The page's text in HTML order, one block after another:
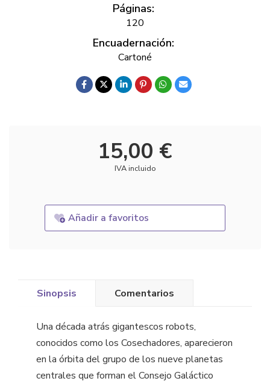
Páginas:
120
Encuadernación:
Cartoné
15,00 €
IVA incluido
Añadir a favoritos
Sinopsis Comentarios
Una década atrás gigantescos robots,
conocidos como los Cosechadores, aparecieron
en la órbita del grupo de los nueve planetas
centrales que forman el Consejo Galáctico